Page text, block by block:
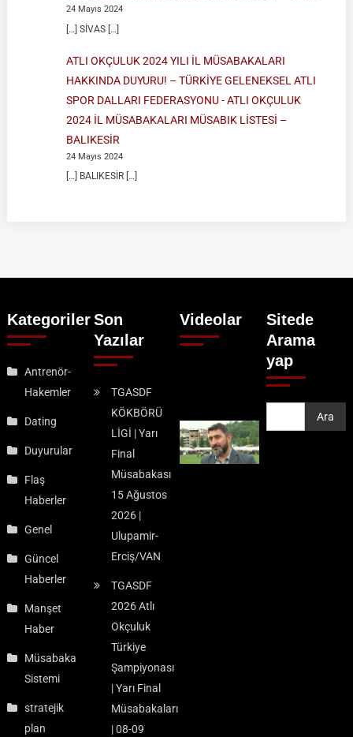
24 Mayıs 2024
[…] SİVAS […]
ATLI OKÇULUK 2024 YILI İL MÜSABAKALARI
HAKKINDA DUYURU! – TÜRKİYE GELENEKSEL ATLI
SPOR DALLARI FEDERASYONU-ATLI OKÇULUK
2024 İL MÜSABAKALARI MÜSABIK LİSTESİ –
BALIKESİR
24 Mayıs 2024
[…] BALIKESİR […]
Kategoriler
Antrenör-
Hakemler
Dating
Duyurular
Flaş
Haberler
Genel
Güncel
Haberler
Manşet
Haber
Müsabaka
Sistemi
stratejik
plan
Son
Yazılar
TGASDF
KÖKBÖRÜ
LİGİ | Yarı
Final
Müsabakası
15 Ağustos
2026 |
Ulupamir-
Erciş/VAN
TGASDF
2026 Atlı
Okçuluk
Türkiye
Şampiyonası
| Yarı Final
Müsabakaları
| 08-09
Videolar
Sitede
Arama
yap
Ara